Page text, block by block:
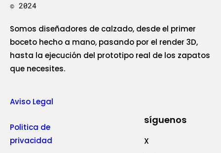
© 2024
Somos diseñadores de calzado, desde el primer
boceto hecho a mano, pasando por el render 3D,
hasta la ejecución del prototipo real de los zapatos
que necesites.
Aviso Legal
Politica de
privacidad
síguenos
X